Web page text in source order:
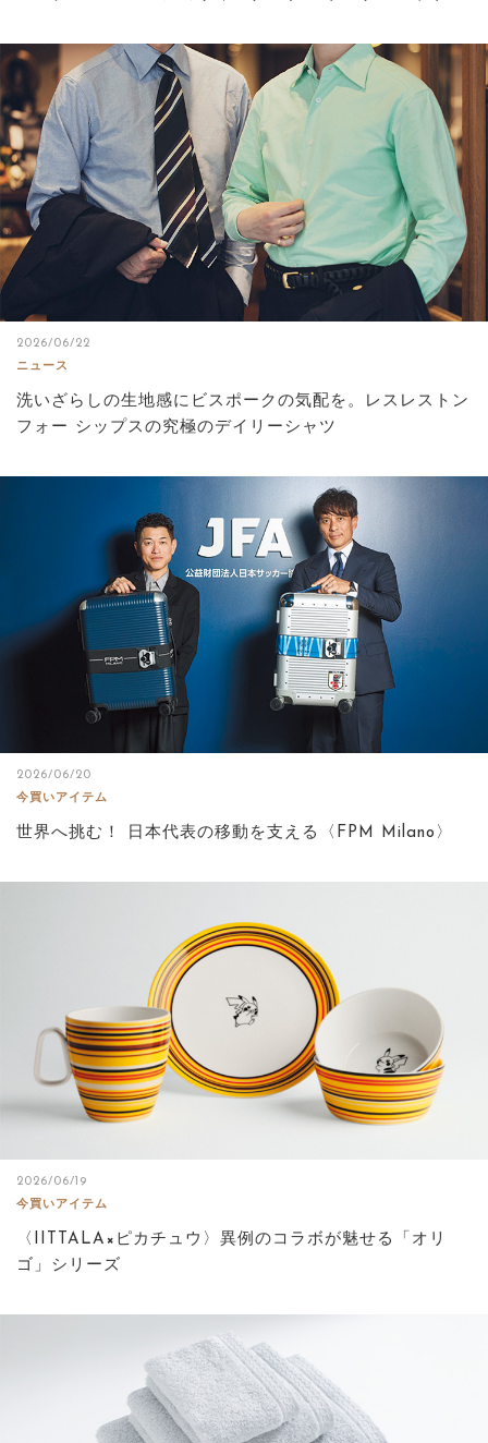
2026/06/22
ニュース
洗いざらしの生地感にビスポークの気配を。レスレストン
フォー シップスの究極のデイリーシャツ
2026/06/20
今買いアイテム
世界へ挑む！ 日本代表の移動を支える〈FPM Milano〉
2026/06/19
今買いアイテム
〈IITTALA×ピカチュウ〉異例のコラボが魅せる「オリ
ゴ」シリーズ